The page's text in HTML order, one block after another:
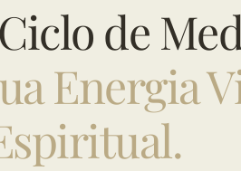
de
Energia